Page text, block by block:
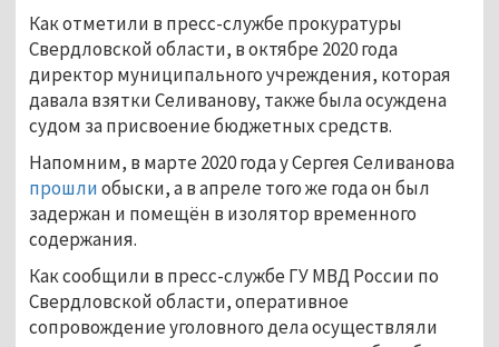
Как отметили в пресс-службе прокуратуры
Свердловской области, в октябре 2020 года
директор муниципального учреждения, которая
давала взятки Селиванову, также была осуждена
судом за присвоение бюджетных средств.
Напомним, в марте 2020 года у Сергея Селиванова
прошлиобыски, а в апреле того же года он был
задержан и помещён в изолятор временного
содержания.
Как сообщили в пресс-службе ГУ МВД России по
Свердловской области, оперативное
сопровождение уголовного дела осуществляли